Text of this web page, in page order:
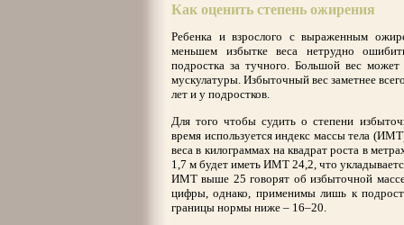
Как оценить степень ожирения
Ребенка и взрослого с выраженным
меньшем избытке веса нетрудно
подростка за тучного. Большой вес
мускулатуры. Избыточный вес заметнее
лет и у подростков.
Для того чтобы судить о степени
время используется индекс массы тела
веса в килограммах на квадрат роста в
1,7 м будет иметь ИМТ 24,2, что
ИМТ выше 25 говорят об избыточной
цифры, однако, применимы лишь к
границы нормы ниже – 16–20.